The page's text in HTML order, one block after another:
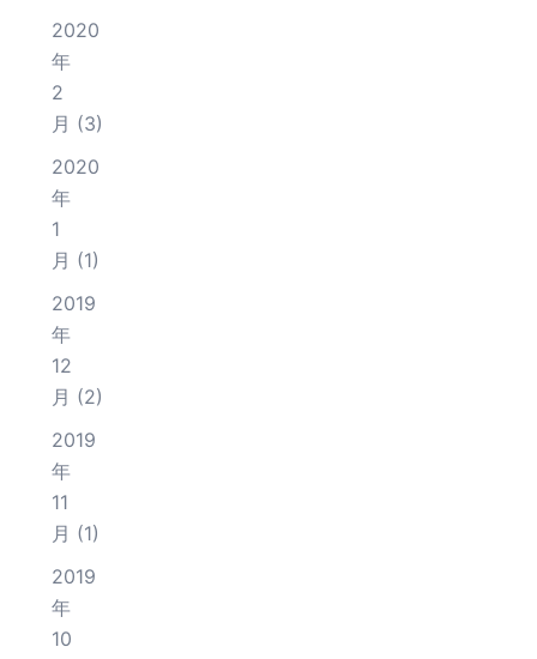
2020
年
2
月 (3)
2020
年
1
月 (1)
2019
年
12
月 (2)
2019
年
11
月 (1)
2019
年
10